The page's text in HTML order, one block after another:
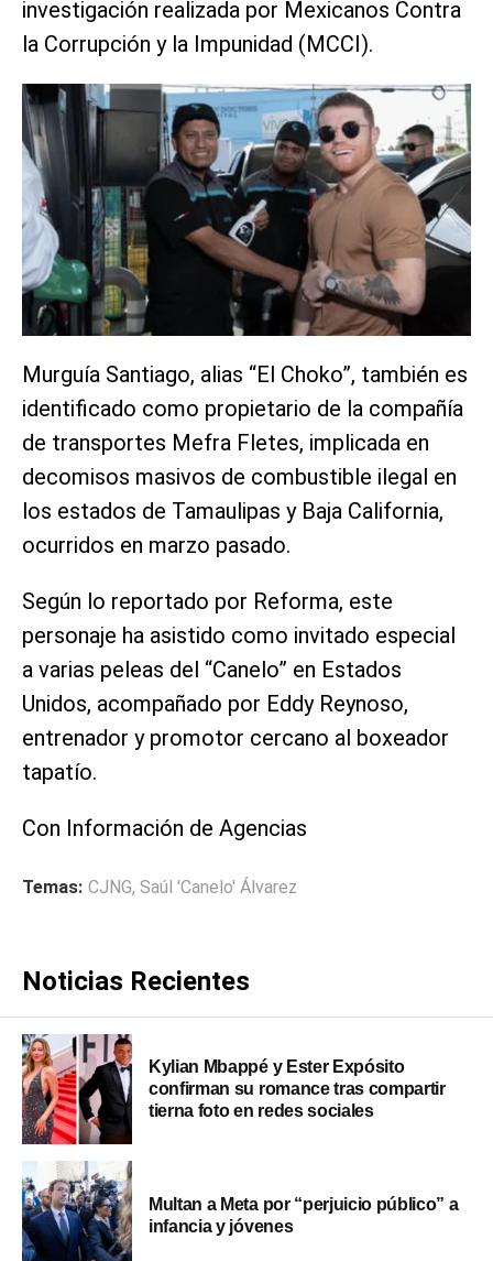
investigación realizada por Mexicanos Contra
la Corrupción y la Impunidad (MCCI).
Murguía Santiago, alias “El Choko”, también es
identificado como propietario de la compañía
de transportes Mefra Fletes, implicada en
decomisos masivos de combustible ilegal en
los estados de Tamaulipas y Baja California,
ocurridos en marzo pasado.
Según lo reportado por Reforma, este
personaje ha asistido como invitado especial
a varias peleas del “Canelo” en Estados
Unidos, acompañado por Eddy Reynoso,
entrenador y promotor cercano al boxeador
tapatío.
Con Información de Agencias
Temas: CJNG, Saúl 'Canelo' Álvarez
Noticias Recientes
Kylian Mbappé y Ester Expósito
confirman su romance tras compartir
tierna foto en redes sociales
Multan a Meta por “perjuicio público” a
infancia y jóvenes